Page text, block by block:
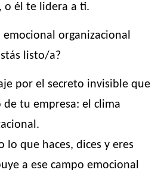
o él te lidera a ti.
organizacional
listo/a?
por el secreto invisible que
tu empresa: el clima
lo que haces, dices y eres
a ese campo emocional